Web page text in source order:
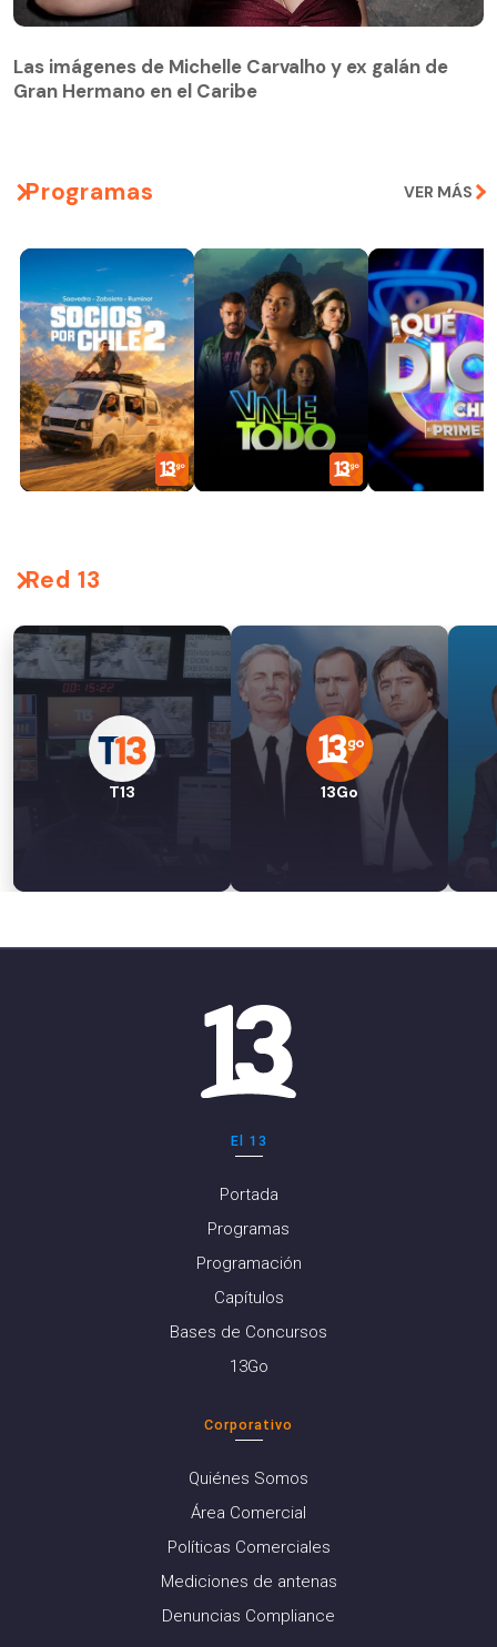
Las imágenes de Michelle Carvalho y ex galán de
Gran Hermano en el Caribe
Programas VER MÁS
Red 13
T13 13Go
El 13
Portada
Programas
Programación
Capítulos
Bases de Concursos
13Go
Corporativo
Quiénes Somos
Área Comercial
Políticas Comerciales
Mediciones de antenas
Denuncias Compliance